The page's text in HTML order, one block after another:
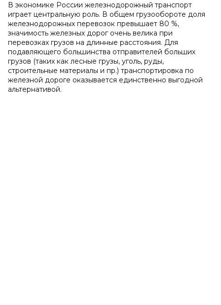
В экономике России железнодорожный транспорт
играет центральную роль. В общем грузообороте доля
железнодорожных перевозок превышает 80 %,
значимость железных дорог очень велика при
перевозках грузов на длинные расстояния. Для
подавляющего большинства отправителей больших
грузов (таких как лесные грузы, уголь, руды,
строительные материалы и пр.) транспортировка по
железной дороге оказывается единственно выгодной
альтернативой.